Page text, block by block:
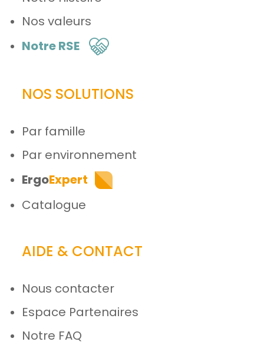
Nos valeurs
Notre RSE
NOS SOLUTIONS
Par famille
Par environnement
ErgoExpert
Catalogue
AIDE & CONTACT
Nous contacter
Espace Partenaires
Notre FAQ